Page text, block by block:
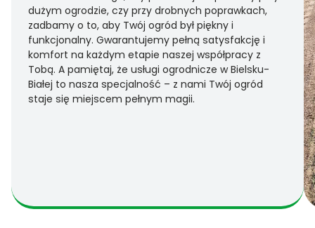
dużym ogrodzie, czy przy drobnych poprawkach,
zadbamy o to, aby Twój ogród był piękny i
funkcjonalny. Gwarantujemy pełną satysfakcję i
komfort na każdym etapie naszej współpracy z
Tobą. A pamiętaj, że usługi ogrodnicze w Bielsku-
Białej to nasza specjalność – z nami Twój ogród
staje się miejscem pełnym magii.